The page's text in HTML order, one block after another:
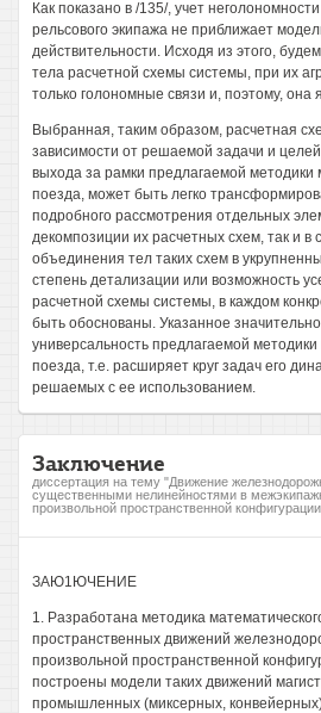
Как показано в /135/, учет
рельсового экипажа не приближает
действительности. Исходя из этого,
тела расчетной схемы системы, при их
только голономные связи и, поэтому, она
Выбранная, таким образом, расчетная
зависимости от решаемой задачи и
выхода за рамки предлагаемой
поезда, может быть легко
подробного рассмотрения отдельных
декомпозиции их расчетных схем, так и в
объединения тел таких схем в
степень детализации или возможность
расчетной схемы системы, в каждом
быть обоснованы. Указанное
универсальность предлагаемой
поезда, т.е. расширяет круг задач его
решаемых с ее использованием.
Заключение
диссертация на тему "Движение
существенными нелинейностями в
произвольной пространственной
ЗАЮ1ЮЧЕНИЕ
1. Разработана методика
пространственных движений
произвольной пространственной
построены модели таких движений
промышленных (миксерных,